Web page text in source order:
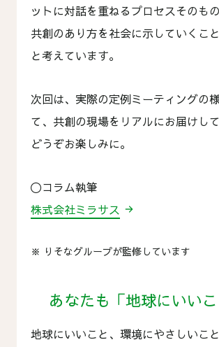
ットに対話を重ねるプロセスそのも
共創のあり方を社会に示していくこ
と考えています。
次回は、実際の定例ミーティングの
て、共創の現場をリアルにお届けして
どうぞお楽しみに。
〇コラム執筆
株式会社ミラサス
※ りそなグループが監修しています
あなたも「地球にいい
地球にいいこと、環境にやさしいこ